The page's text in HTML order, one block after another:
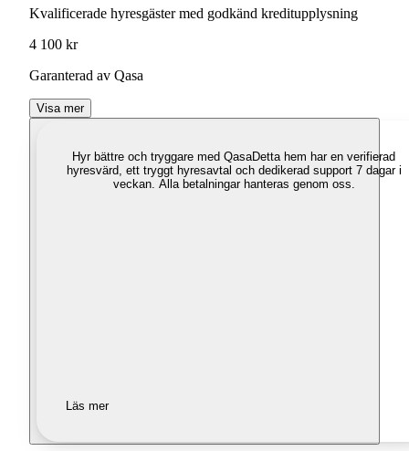
Kvalificerade hyresgäster med godkänd kreditupplysning
4 100 kr
Garanterad av Qasa
Visa mer
Hyr bättre och tryggare med QasaDetta hem har en verifierad
hyresvärd, ett tryggt hyresavtal och dedikerad support 7 dagar i
veckan. Alla betalningar hanteras genom oss.
Läs mer